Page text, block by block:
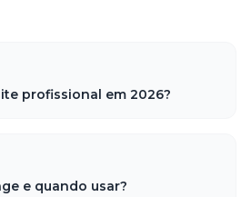
profissional em 2026?
e quando usar?